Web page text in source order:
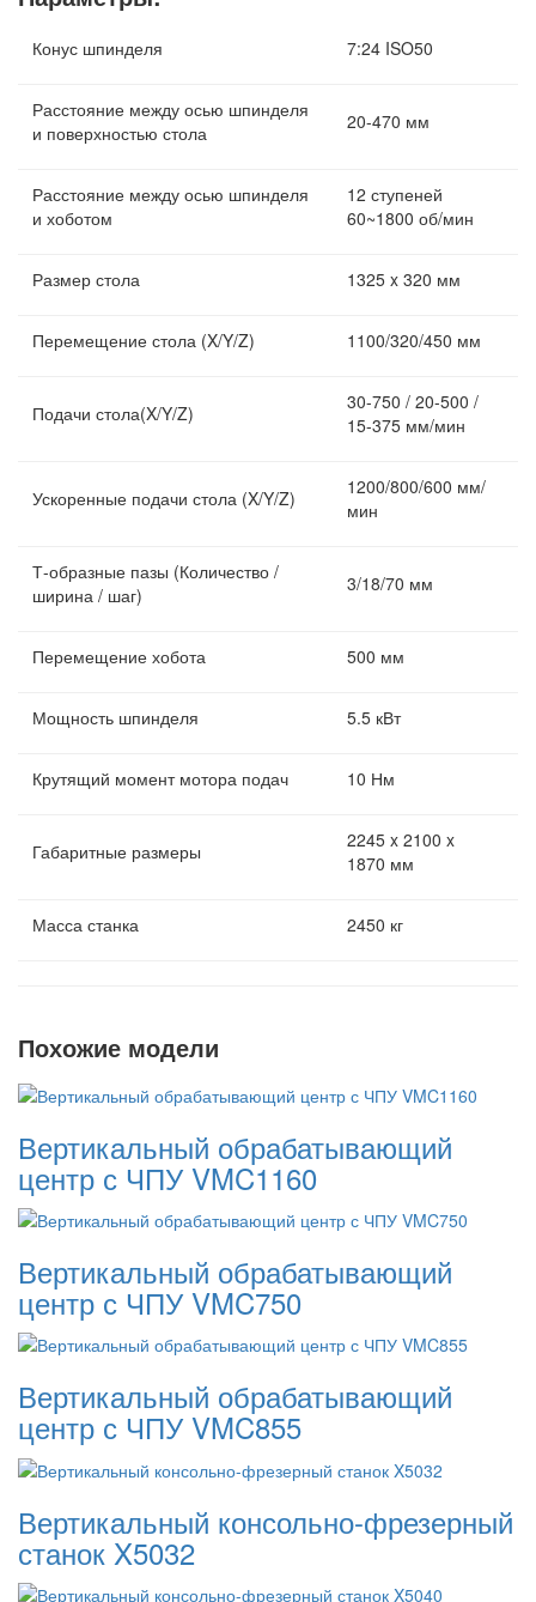
Конус шпинделя 7:24 ISO50
Расстояние между осью шпинделя
и поверхностью стола
20-470 мм
Расстояние между осью шпинделя
и хоботом
12 ступеней
60~1800 об/мин
Размер стола 1325 x 320 мм
Перемещение стола (X/Y/Z) 1100/320/450 мм
Подачи стола(X/Y/Z)
30-750 / 20-500 /
15-375 мм/мин
Ускоренные подачи стола (X/Y/Z)
1200/800/600 мм/
мин
Т-образные пазы (Количество /
ширина / шаг)
3/18/70 мм
Перемещение хобота 500 мм
Мощность шпинделя 5.5 кВт
Крутящий момент мотора подач 10 Нм
Габаритные размеры
2245 x 2100 x
1870 мм
Масса станка 2450 кг
Похожие модели
Вертикальный обрабатывающий
центр с ЧПУ VMC1160
Вертикальный обрабатывающий
центр с ЧПУ VMC750
Вертикальный обрабатывающий
центр с ЧПУ VMC855
Вертикальный консольно-фрезерный
станок X5032